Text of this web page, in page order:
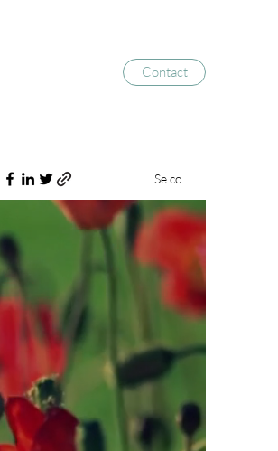
Contact
Se connecter